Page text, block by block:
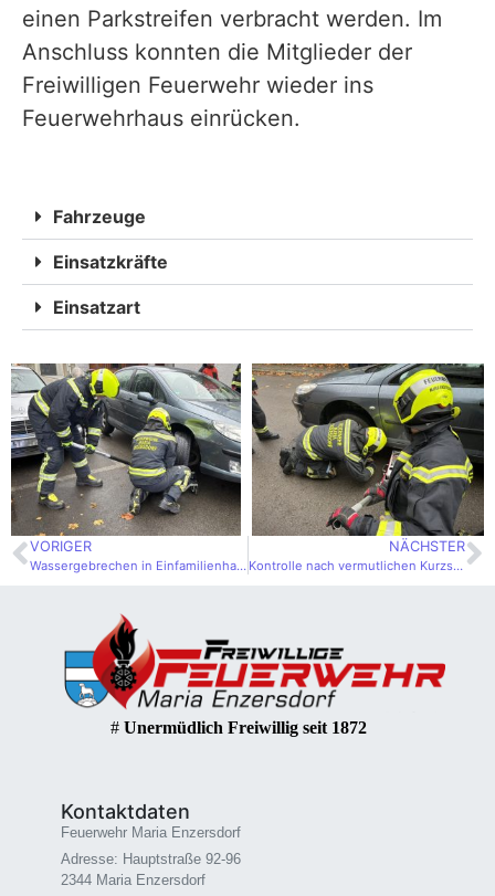
einen Parkstreifen verbracht werden. Im
Anschluss konnten die Mitglieder der
Freiwilligen Feuerwehr wieder ins
Feuerwehrhaus einrücken.
Fahrzeuge
Einsatzkräfte
Einsatzart
VORIGER
Wassergebrechen in Einfamilienhaus
NÄCHSTER
Kontrolle nach vermutlichen Kurzschluss
# Unermüdlich Freiwillig seit 1872
Kontaktdaten
Feuerwehr Maria Enzersdorf
Adresse: Hauptstraße 92-96
2344 Maria Enzersdorf